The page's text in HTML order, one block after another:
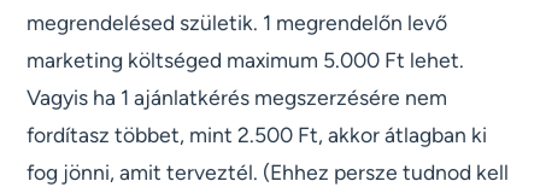
megrendelésed születik. 1 megrendelőn levő
marketing költséged maximum 5.000 Ft lehet.
Vagyis ha 1 ajánlatkérés megszerzésére nem
fordítasz többet, mint 2.500 Ft, akkor átlagban ki
fog jönni, amit terveztél. (Ehhez persze tudnod kell